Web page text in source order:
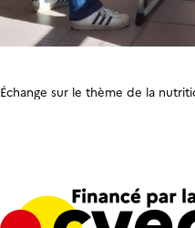
Échange sur le thème de la